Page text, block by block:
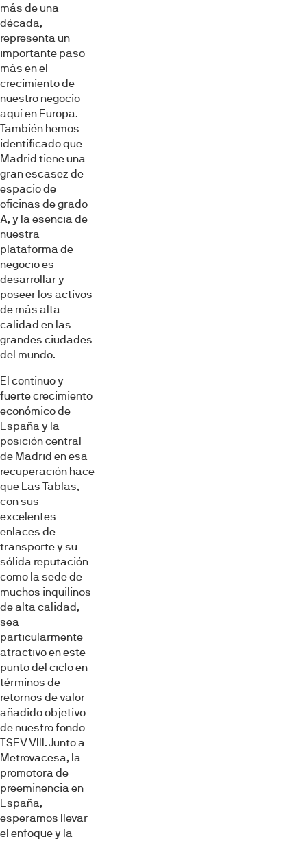
más de una
década,
representa un
importante paso
más en el
crecimiento de
nuestro negocio
aquí en Europa.
También hemos
identificado que
Madrid tiene una
gran escasez de
espacio de
oficinas de grado
A, y la esencia de
nuestra
plataforma de
negocio es
desarrollar y
poseer los activos
de más alta
calidad en las
grandes ciudades
del mundo.
El continuo y
fuerte crecimiento
económico de
España y la
posición central
de Madrid en esa
recuperación hace
que Las Tablas,
con sus
excelentes
enlaces de
transporte y su
sólida reputación
como la sede de
muchos inquilinos
de alta calidad,
sea
particularmente
atractivo en este
punto del ciclo en
términos de
retornos de valor
añadido objetivo
de nuestro fondo
TSEV VIII. Junto a
Metrovacesa, la
promotora de
preeminencia en
España,
esperamos llevar
el enfoque y la